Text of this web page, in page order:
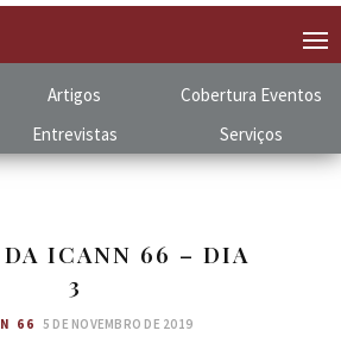
Artigos Cobertura Eventos
Entrevistas Serviços
ICANN 66 – DIA
3
66 5 DE NOVEMBRO DE 2019